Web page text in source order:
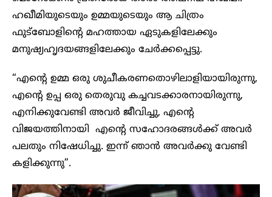
ഹഖീമിയുടെയും ഉമ്മയുടെയും ആ ചിത്രം
ഫുട്ബോളിന്റെ മഹത്തായ ഏടുകളിലേക്കും
മനുഷ്യഹൃദയങ്ങളിലേക്കും ചേർക്കപ്പെട്ടു.
“എന്റെ ഉമ്മ ഒരു ശുചീകരണതൊഴിലാളിയായിരുന്നു,
എന്റെ ഉപ്പ ഒരു തെരുവു കച്ചവടക്കാരനായിരുന്നു,
എനിക്കുവേണ്ടി അവർ ജീവിച്ചു, എന്റെ
വിജയത്തിനായി എന്റെ സഹോദരങ്ങൾക്ക് അവർ
പലതും നിഷേധിച്ചു. ഇന്ന് ഞാൻ അവർക്കു വേണ്ടി
കളിക്കുന്നു”.